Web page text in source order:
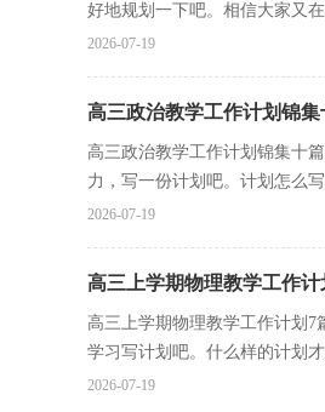
好地规划一下吧。相信大家又
2026-07-19
高三政治教学工作计划锦集
高三政治教学工作计划锦集十
力，写一份计划吧。计划怎么
2026-07-19
高三上学期物理教学工作计
高三上学期物理教学工作计划
学习写计划吧。什么样的计划
2026-07-19